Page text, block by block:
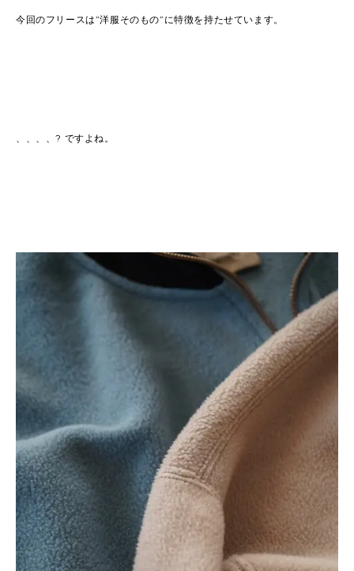
今回のフリースは”洋服そのもの”に特徴を持たせています。
、、、、? ですよね。